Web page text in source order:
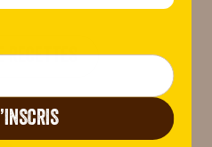
RECETTES